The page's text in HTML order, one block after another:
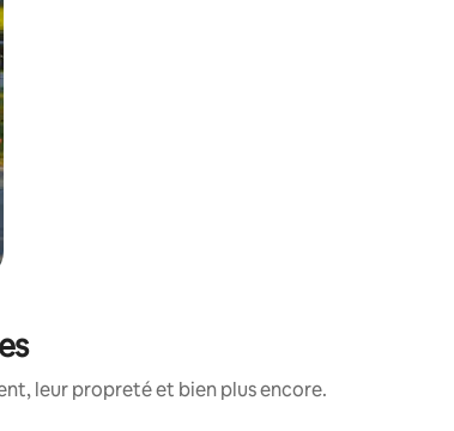
leur propreté et bien plus encore.